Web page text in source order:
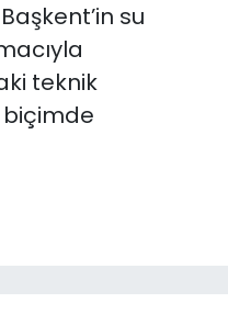
su
teknik
biçimde